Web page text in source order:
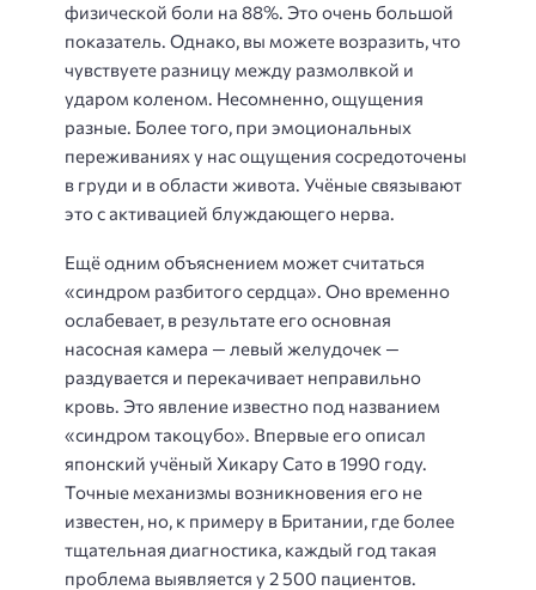
физической боли на 88%. Это очень большой
показатель. Однако, вы можете возразить, что
чувствуете разницу между размолвкой и
ударом коленом. Несомненно, ощущения
разные. Более того, при эмоциональных
переживаниях у нас ощущения сосредоточены
в груди и в области живота. Учёные связывают
это с активацией блуждающего нерва.
Ещё одним объяснением может считаться
«синдром разбитого сердца». Оно временно
ослабевает, в результате его основная
насосная камера — левый желудочек —
раздувается и перекачивает неправильно
кровь. Это явление известно под названием
«синдром такоцубо». Впервые его описал
японский учёный Хикару Сато в 1990 году.
Точные механизмы возникновения его не
известен, но, к примеру в Британии, где более
тщательная диагностика, каждый год такая
проблема выявляется у 2 500 пациентов.